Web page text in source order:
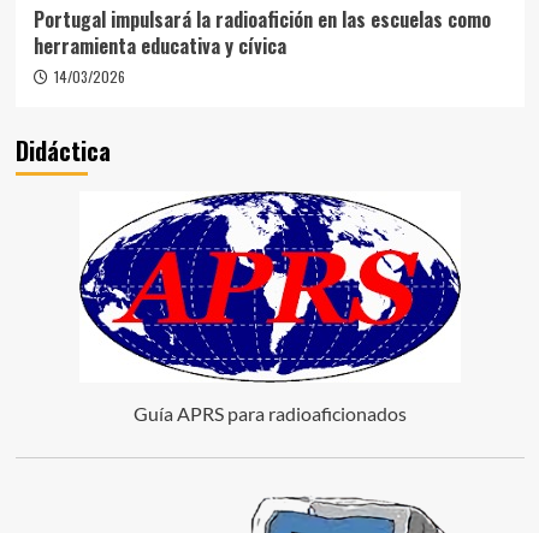
Portugal impulsará la radioafición en las escuelas como
herramienta educativa y cívica
14/03/2026
Didáctica
Guía APRS para radioaficionados